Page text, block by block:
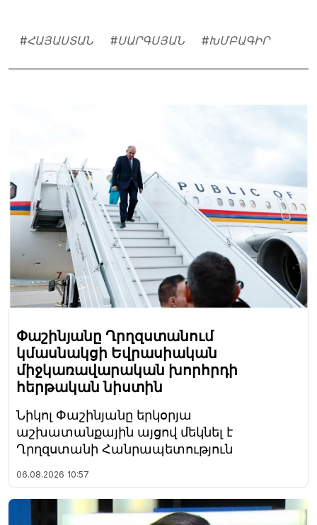
#ՀԱՅԱՍՏԱՆ #ՍԱՐԳՍՅԱՆ #ԽՄԲԱԳԻՐ
Փաշինյանը Ղրղզստանում
կմասնակցի Եվրասիական
միջկառավարական խորհրդի
հերթական նիստին
Նիկոլ Փաշինյանը երկօրյա
աշխատանքային այցով մեկնել է
Ղրղզստանի Հանրապետություն
06.08.2026 10:57